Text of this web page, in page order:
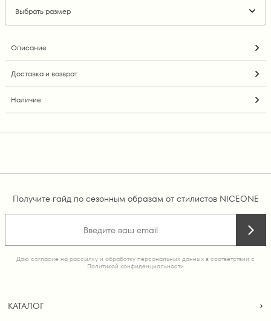
Выбрать размер
Описание
Доставка и возврат
Наличие
Получите гайд по сезонным образам от стилистов NICEONE
Даю согласие на рассылку и обработку персональных данных в соответствии с
Политикой конфиденциальности
КАТАЛОГ